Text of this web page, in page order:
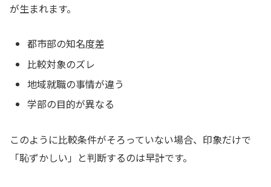
が生まれます。
都市部の知名度差
比較対象のズレ
地域就職の事情が違う
学部の目的が異なる
このように比較条件がそろっていない場合、印象だけで
「恥ずかしい」と判断するのは早計です。